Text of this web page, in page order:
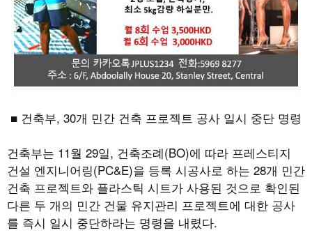
■ 건축부, 30개 민간 건축 프로젝트 공사 일시 중단 명령
건축부는 11월 29일, 건축조례(BO)에 따라 프레스티지
건설 엔지니어링(PC&E)을 등록 시공사로 하는 28개 민간
건축 프로젝트와 플라스틱 시트가 사용된 것으로 확인된
다른 두 개의 민간 건물 유지관리 프로젝트에 대한 공사
를 즉시 일시 중단하라는 명령을 내렸다.